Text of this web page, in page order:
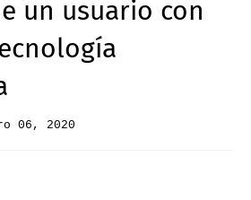
un usuario con
06, 2020